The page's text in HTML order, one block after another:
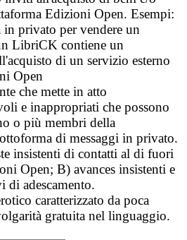
Edizioni Open. Esempi:
privato per vendere un
LibriCK contiene un
di un servizio esterno
Open
che mette in atto
e inappropriati che possono
o più membri della
di messaggi in privato.
insistenti di contatti al di fuori
Open; B) avances insistenti e
adescamento.
caratterizzato da poca
gratuita nel linguaggio.